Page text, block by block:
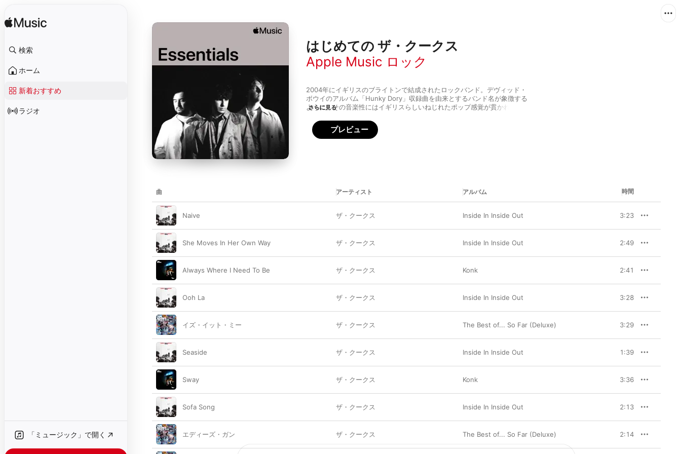
検索
ホーム
新着おすすめ
ラジオ
「ミュージック」で開く
はじめての ザ・クークス
Apple Music ロック
2004年にイギリスのブライトンで結成されたロックバンド。デヴィッド・
ボウイのアルバム「Hunky Dory」収録曲を由来とするバンド名が象徴する
ように、その音楽性にはイギリスらしいねじれたポップ感覚が貫かれてい
プ、2000年代初頭のポストパンクリバイバルの影響が色濃く反映されてお
り、そうした時代の音楽要素が自在にミックスされている。また、現代的
なアプローチのビートを加えたモダンかつポップなバンドサウンドは老若
さらに見る
プレビュー
曲 アーティスト アルバム 時間
Naive ザ・クークス Inside In Inside Out 3:23
She Moves In Her Own Way ザ・クークス Inside In Inside Out 2:49
Always Where I Need To Be ザ・クークス Konk 2:41
Ooh La ザ・クークス Inside In Inside Out 3:28
イズ・イット・ミー ザ・クークス The Best of... So Far (Deluxe) 3:29
Seaside ザ・クークス Inside In Inside Out 1:39
Sway ザ・クークス Konk 3:36
Sofa Song ザ・クークス Inside In Inside Out 2:13
エディーズ・ガン ザ・クークス The Best of... So Far (Deluxe) 2:14